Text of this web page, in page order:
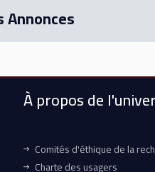
Annonces
À propos de
Comités d'éthique de la
Charte des usagers